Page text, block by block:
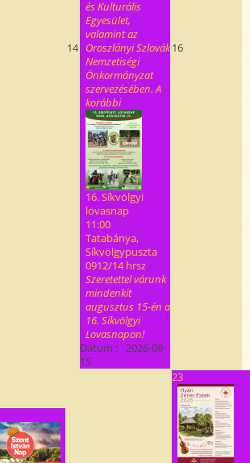
14
és Kulturális
Egyesület,
valamint az
Oroszlányi Szlovák
Nemzetiségi
Önkormányzat
szervezésében. A
korábbi
16. Síkvölgyi
lovasnap
11:00
Tatabánya,
Síkvölgypuszta
0912/14 hrsz
Szeretettel várunk
mindenkit
augusztus 15-én a
16. Síkvölgyi
Lovasnapon!
Dátum : 2026-08-
15
16
23